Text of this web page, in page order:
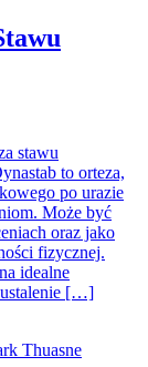
stawu
to orteza,
po urazie
Może być
oraz jako
fizycznej.
idealne
ustalenie […]